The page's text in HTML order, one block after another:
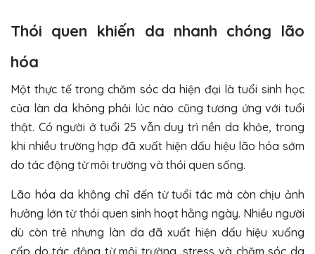
Thói quen khiến da nhanh chóng lão
hóa
Một thực tế trong chăm sóc da hiện đại là tuổi sinh học
của làn da không phải lúc nào cũng tương ứng với tuổi
thật. Có người ở tuổi 25 vẫn duy trì nền da khỏe, trong
khi nhiều trường hợp đã xuất hiện dấu hiệu lão hóa sớm
do tác động từ môi trường và thói quen sống.
Lão hóa da không chỉ đến từ tuổi tác mà còn chịu ảnh
hưởng lớn từ thói quen sinh hoạt hằng ngày. Nhiều người
dù còn trẻ nhưng làn da đã xuất hiện dấu hiệu xuống
cấp do tác động từ môi trường, stress và chăm sóc da